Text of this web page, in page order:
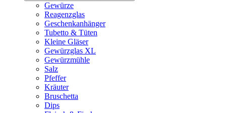
Gewürze
Reagenzglas
Geschenkanhänger
Tubetto & Tüten
Kleine Gläser
Gewürzglas XL
Gewürzmühle
Salz
Pfeffer
Kräuter
Bruschetta
Dips